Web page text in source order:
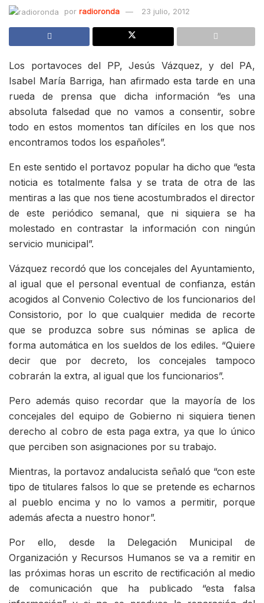
por radioronda 23 julio, 2012
Los portavoces del PP, Jesús Vázquez, y del PA,
Isabel María Barriga, han afirmado esta tarde en una
rueda de prensa que dicha información “es una
absoluta falsedad que no vamos a consentir, sobre
todo en estos momentos tan difíciles en los que nos
encontramos todos los españoles”.
En este sentido el portavoz popular ha dicho que “esta
noticia es totalmente falsa y se trata de otra de las
mentiras a las que nos tiene acostumbrados el director
de este periódico semanal, que ni siquiera se ha
molestado en contrastar la información con ningún
servicio municipal”.
Vázquez recordó que los concejales del Ayuntamiento,
al igual que el personal eventual de confianza, están
acogidos al Convenio Colectivo de los funcionarios del
Consistorio, por lo que cualquier medida de recorte
que se produzca sobre sus nóminas se aplica de
forma automática en los sueldos de los ediles. “Quiere
decir que por decreto, los concejales tampoco
cobrarán la extra, al igual que los funcionarios”.
Pero además quiso recordar que la mayoría de los
concejales del equipo de Gobierno ni siquiera tienen
derecho al cobro de esta paga extra, ya que lo único
que perciben son asignaciones por su trabajo.
Mientras, la portavoz andalucista señaló que “con este
tipo de titulares falsos lo que se pretende es echarnos
al pueblo encima y no lo vamos a permitir, porque
además afecta a nuestro honor”.
Por ello, desde la Delegación Municipal de
Organización y Recursos Humanos se va a remitir en
las próximas horas un escrito de rectificación al medio
de comunicación que ha publicado “esta falsa